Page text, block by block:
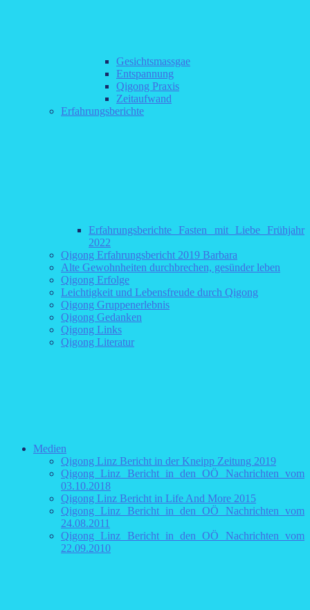
Gesichtsmassgae
Entspannung
Qigong Praxis
Zeitaufwand
Erfahrungsberichte
Erfahrungsberichte Fasten mit Liebe Frühjahr
2022
Qigong Erfahrungsbericht 2019 Barbara
Alte Gewohnheiten durchbrechen, gesünder leben
Qigong Erfolge
Leichtigkeit und Lebensfreude durch Qigong
Qigong Gruppenerlebnis
Qigong Gedanken
Qigong Links
Qigong Literatur
Medien
Qigong Linz Bericht in der Kneipp Zeitung 2019
Qigong Linz Bericht in den OÖ Nachrichten vom
03.10.2018
Qigong Linz Bericht in Life And More 2015
Qigong Linz Bericht in den OÖ Nachrichten vom
24.08.2011
Qigong Linz Bericht in den OÖ Nachrichten vom
22.09.2010